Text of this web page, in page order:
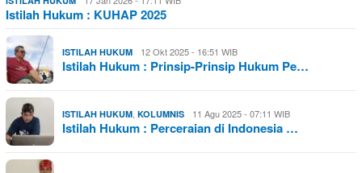
Istilah Hukum : KUHAP 2025
ISTILAH HUKUM 12 Okt 2025 - 16:51 WIB
Istilah Hukum : Prinsip-Prinsip Hukum Pe…
ISTILAH HUKUM, KOLUMNIS 11 Agu 2025 - 07:11 WIB
Istilah Hukum : Perceraian di Indonesia …